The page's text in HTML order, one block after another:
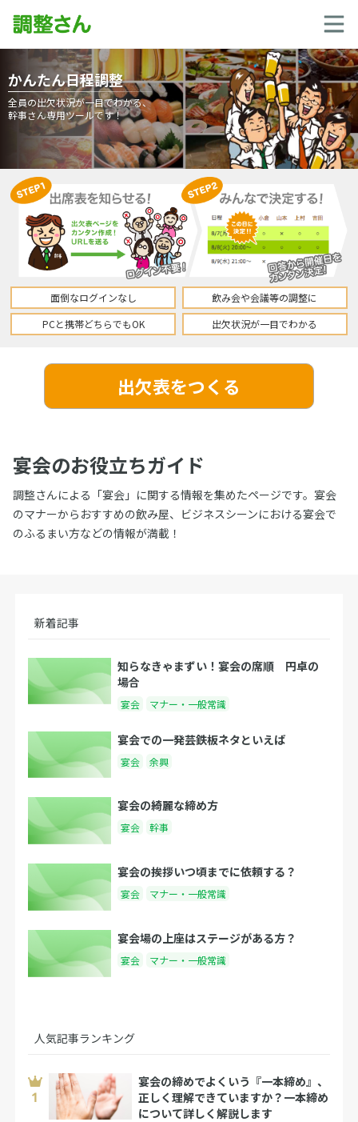
かんたん日程調整
全員の出欠状況が一目でわかる、
幹事さん専用ツールです！
面倒なログインなし
飲み会や会議等の調整に
PCと携帯どちらでもOK
出欠状況が一目でわかる
出欠表をつくる
宴会のお役立ちガイド
調整さんによる「宴会」に関する情報を集めたページです。宴会
のマナーからおすすめの飲み屋、ビジネスシーンにおける宴会で
のふるまい方などの情報が満載！
新着記事
知らなきゃまずい！宴会の席順 円卓の
場合
宴会 マナー・一般常識
宴会での一発芸鉄板ネタといえば
宴会 余興
宴会の綺麗な締め方
宴会 幹事
宴会の挨拶いつ頃までに依頼する？
宴会 マナー・一般常識
宴会場の上座はステージがある方？
宴会 マナー・一般常識
人気記事ランキング
宴会の締めでよくいう『一本締め』、
正しく理解できていますか？一本締め
について詳しく解説します